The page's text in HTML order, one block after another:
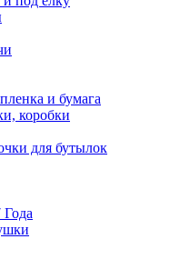
и бумага
коробки
для бутылок